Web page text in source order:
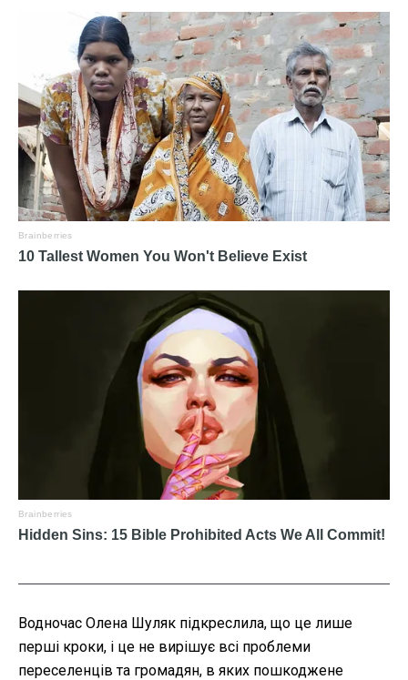
Водночас Олена Шуляк підкреслила, що це лише
перші кроки, і це не вирішує всі проблеми
переселенців та громадян, в яких пошкоджене